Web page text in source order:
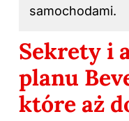
samochodami.
Sekrety i
planu
które aż